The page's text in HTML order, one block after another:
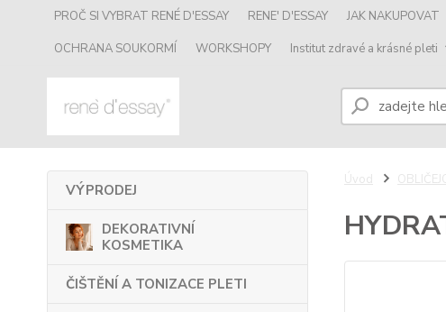
PROČ SI VYBRAT RENÉ D'ESSAY RENE' D'ESSAY JAK NAKUPOVAT
OCHRANA SOUKORMÍ
WORKSHOPY Institut zdravé a krásné pleti
VÝPRODEJ
DEKORATIVNÍ
KOSMETIKA
ČIŠTĚNÍ A TONIZACE PLETI
Úvod